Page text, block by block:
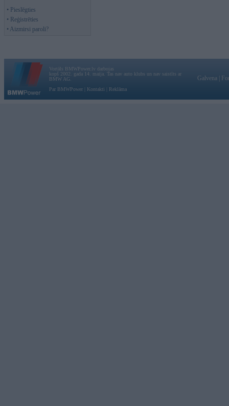
• Pieslēgties
• Reģistrēties
• Aizmirsi paroli?
Vortāls BMWPower.lv darbojas
kopš 2002. gada 14. maija. Tas nav auto klubs un nav saistīts ar
BMW AG.
Par BMWPower
Kontakti Reklāma
Galvena